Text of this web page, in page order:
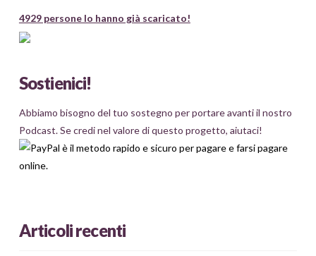
4929 persone lo hanno già scaricato!
Sostienici!
Abbiamo bisogno del tuo sostegno per portare avanti il nostro
Podcast. Se credi nel valore di questo progetto, aiutaci!
Articoli recenti